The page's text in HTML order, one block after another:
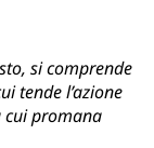
si comprende
tende l’azione
cui promana